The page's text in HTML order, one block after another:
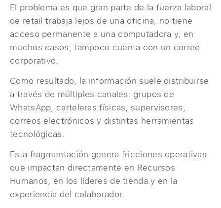
El problema es que gran parte de la fuerza laboral
de retail trabaja lejos de una oficina, no tiene
acceso permanente a una computadora y, en
muchos casos, tampoco cuenta con un correo
corporativo.
Como resultado, la información suele distribuirse
a través de múltiples canales: grupos de
WhatsApp, carteleras físicas, supervisores,
correos electrónicos y distintas herramientas
tecnológicas.
Esta fragmentación genera fricciones operativas
que impactan directamente en Recursos
Humanos, en los líderes de tienda y en la
experiencia del colaborador.